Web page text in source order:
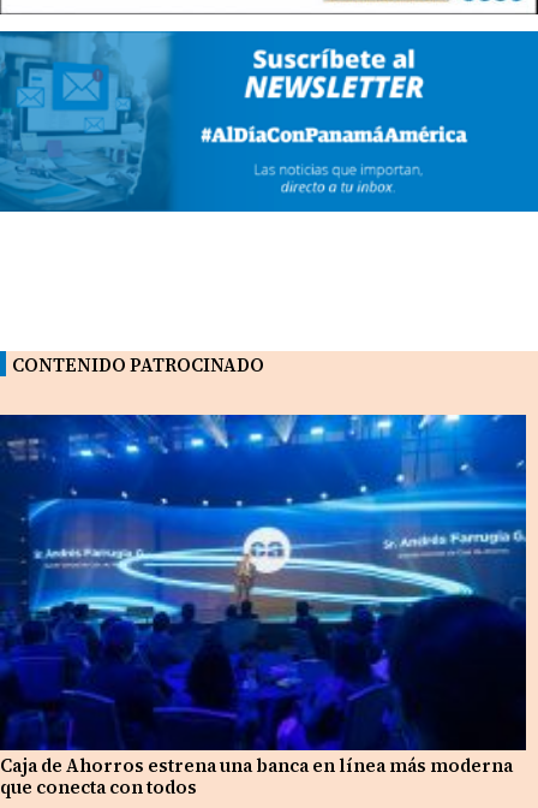
CONTENIDO PATROCINADO
Caja de Ahorros estrena una banca en línea más moderna
que conecta con todos